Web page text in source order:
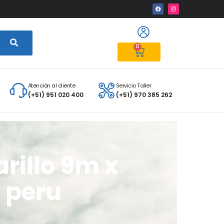
0
Atención al cliente
(+51) 951 020 400
Servicio Taller
(+51) 970 385 262
9m x